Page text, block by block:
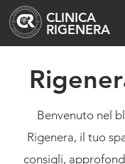
CLINICA
RIGENERA
Benvenuto nel
Rigenera, il tuo
consigli,